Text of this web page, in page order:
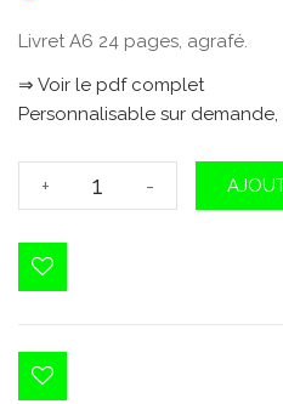
Livret A6 24 pages, agrafé.
⇒ Voir le pdf complet
Personnalisable sur demande,
+
quantité
de
-